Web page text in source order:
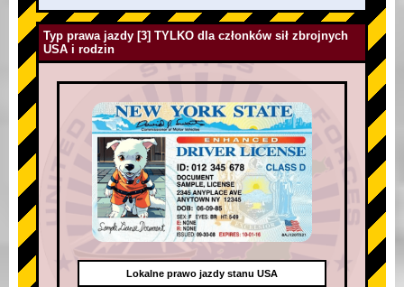
Typ prawa jazdy [3] TYLKO dla członków sił zbrojnych
USA i rodzin
Lokalne prawo jazdy stanu USA